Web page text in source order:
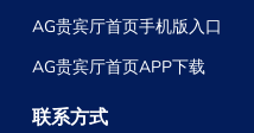
AG贵宾厅首页手机版入口
AG贵宾厅首页APP下载
联系方式